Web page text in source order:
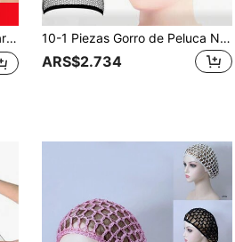
10-1 Piezas Gorro de Peluca Negro, Gorro de Peluca de Malla Transpirable, Gorro de Peluca de Malla Unisex, Red de Peluca, Gorro de Peluca de Nylon Elástico Transpirable Antideslizante Negro, Gorro de Peluca Largo, Red de Cabello Elástica Duradera de Alta Elasticidad, Juego de Cuidado de Peluca, Accesorios de Peluca, Herramientas de Peinado
ARS$2.734